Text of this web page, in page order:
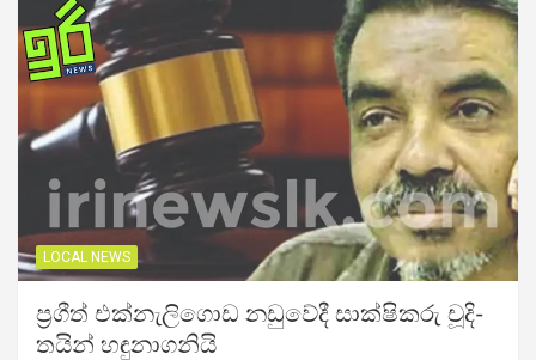
LOCAL NEWS
ප්‍රගීත් එක්නැ­ලි­ගොඩ නඩු­වේදී සාක්ෂි­කරු චූදි­
ත­යින් හඳු­නා­ගනියි